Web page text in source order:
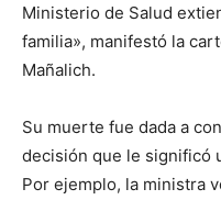
Ministerio de Salud
familia», manifestó la
Mañalich.
Su muerte fue dada a
decisión que le significó
Por ejemplo, la ministra